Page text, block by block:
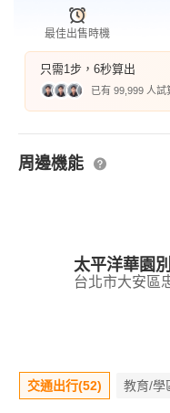
最佳出售時機
只需1步，6秒算出
已有 99,999 人試
周邊機能
太平洋華園
交通出行(52) 教育/學